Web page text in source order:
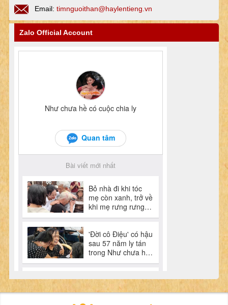
Email: timnguoithan@haylentieng.vn
Zalo Official Account